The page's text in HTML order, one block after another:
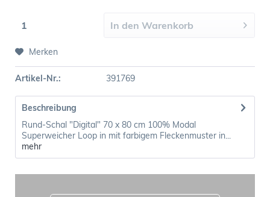
In den Warenkorb
Merken
Artikel-Nr.: 391769
Beschreibung
Rund-Schal "Digital" 70 x 80 cm 100% Modal
Superweicher Loop in mit farbigem Fleckenmuster in...
mehr